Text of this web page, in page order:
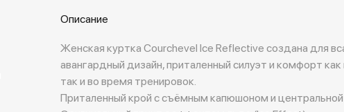
Описание
Женская куртка Courchevel Ice Reflective создана для
авангардный дизайн, приталенный силуэт и комфорт
так и во время тренировок.
Приталенный крой с съёмным капюшоном и